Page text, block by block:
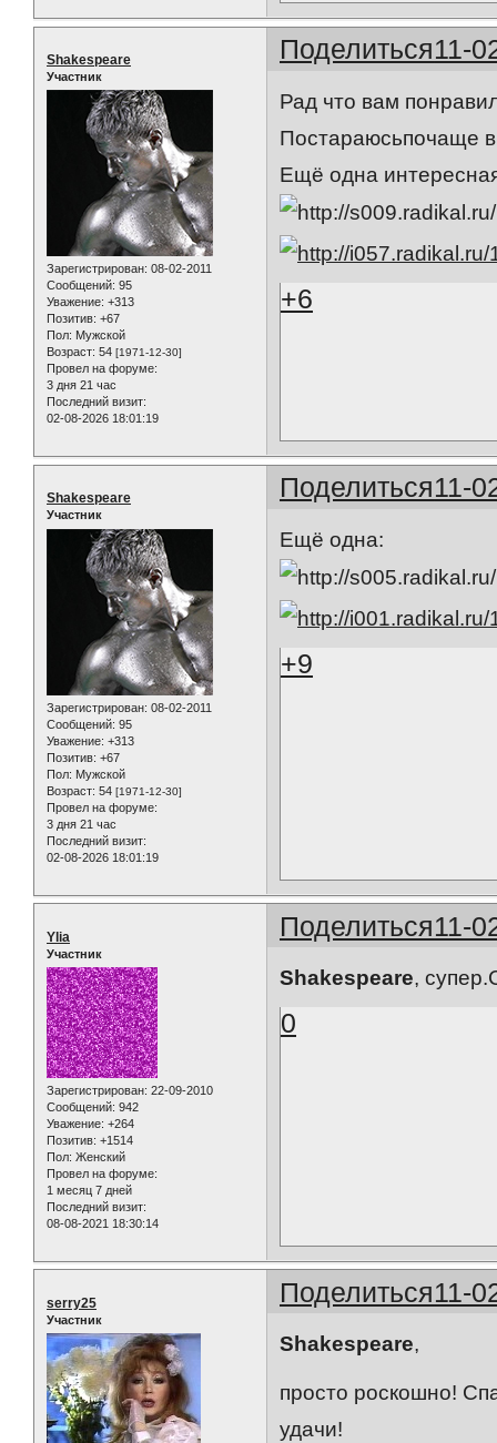
Поделиться11-
Shakespeare
Участник
Зарегистрирован: 08-02-2011
Сообщений: 95
Уважение: +313
Позитив: +67
Пол: Мужской
Возраст: 54 [1971-12-30]
Провел на форуме:
3 дня 21 час
Последний визит:
02-08-2026 18:01:19
Рад что вам
Постараюсьпочаще
Ещё одна
+6
Поделиться11-
Shakespeare
Участник
Зарегистрирован: 08-02-2011
Сообщений: 95
Уважение: +313
Позитив: +67
Пол: Мужской
Возраст: 54 [1971-12-30]
Провел на форуме:
3 дня 21 час
Последний визит:
02-08-2026 18:01:19
Ещё одна:
+9
Поделиться11-
Ylia
Участник
Зарегистрирован: 22-09-2010
Сообщений: 942
Уважение: +264
Позитив: +1514
Пол: Женский
Провел на форуме:
1 месяц 7 дней
Последний визит:
08-08-2021 18:30:14
Shakespeare,
0
Поделиться11-
serry25
Участник
Shakespeare,
просто роскошно!
удачи!